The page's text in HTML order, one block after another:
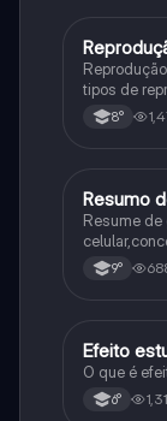
Ciência
tipos de
ocorre a
8°
Ciência
Resumo
Resume
RNA9°
Ciência
Efeito
O que é
6°